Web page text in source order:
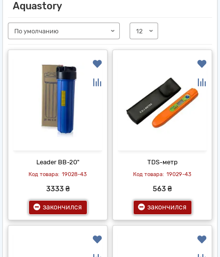
Aquastory
Leader ВВ-20"
19028-43
3333 ₴
закончился
TDS-метр
19029-43
563 ₴
закончился